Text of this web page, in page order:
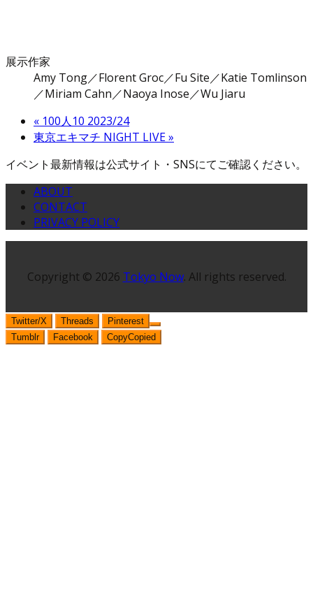
展示作家
Amy Tong／Florent Groc／Fu Site／Katie Tomlinson
／Miriam Cahn／Naoya Inose／Wu Jiaru
« 100人10 2023/24
東京エキマチ NIGHT LIVE»
イベント最新情報は公式サイト・SNSにてご確認ください。
ABOUT
CONTACT
PRIVACY POLICY
Copyright © 2026 Tokyo Now. All rights reserved.
Twitter/X Threads
Pinterest
Tumblr
Facebook CopyCopied